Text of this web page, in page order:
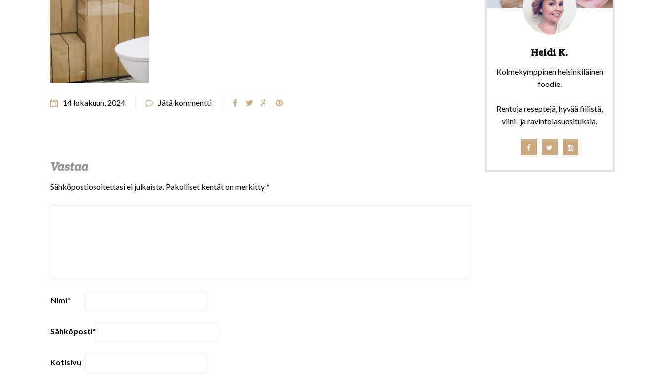
14 lokakuun, 2024 Jätä kommentti
Vastaa
Sähköpostiosoitettasi ei julkaista. Pakolliset kentät on merkitty*
Nimi*
Sähköposti*
Kotisivu
Heidi K.
Kolmekymppinen helsinkiläinen
foodie.
Rentoja reseptejä, hyvää fiilistä,
viini- ja ravintolasuosituksia.